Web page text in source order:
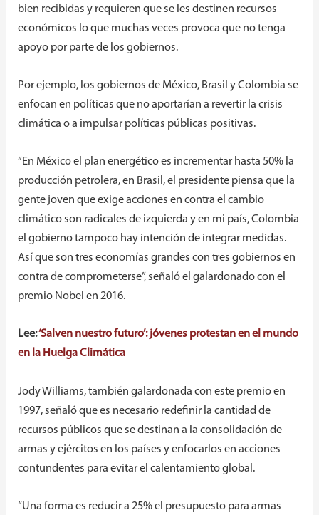
bien recibidas y requieren que se les destinen recursos
económicos lo que muchas veces provoca que no tenga
apoyo por parte de los gobiernos.
Por ejemplo, los gobiernos de México, Brasil y Colombia se
enfocan en políticas que no aportarían a revertir la crisis
climática o a impulsar políticas públicas positivas.
“En México el plan energético es incrementar hasta 50% la
producción petrolera, en Brasil, el presidente piensa que la
gente joven que exige acciones en contra el cambio
climático son radicales de izquierda y en mi país, Colombia
el gobierno tampoco hay intención de integrar medidas.
Así que son tres economías grandes con tres gobiernos en
contra de comprometerse”, señaló el galardonado con el
premio Nobel en 2016.
Lee:‘Salven nuestro futuro’: jóvenes protestan en el mundo
en la Huelga Climática
Jody Williams, también galardonada con este premio en
1997, señaló que es necesario redefinir la cantidad de
recursos públicos que se destinan a la consolidación de
armas y ejércitos en los países y enfocarlos en acciones
contundentes para evitar el calentamiento global.
“Una forma es reducir a 25% el presupuesto para armas